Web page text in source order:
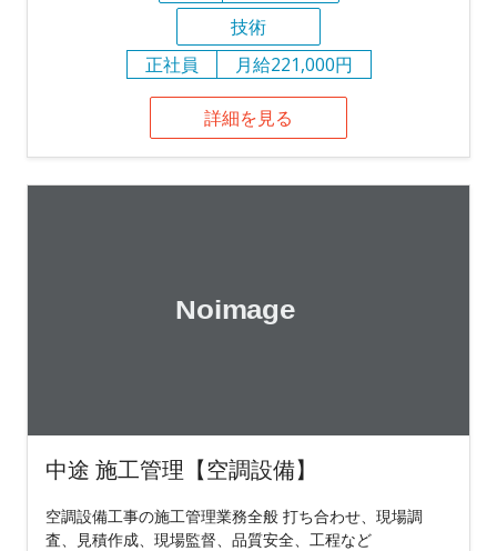
技術
正社員
月給221,000円
詳細を見る
中途 施工管理【空調設備】
空調設備工事の施工管理業務全般 打ち合わせ、現場調
査、見積作成、現場監督、品質安全、工程など